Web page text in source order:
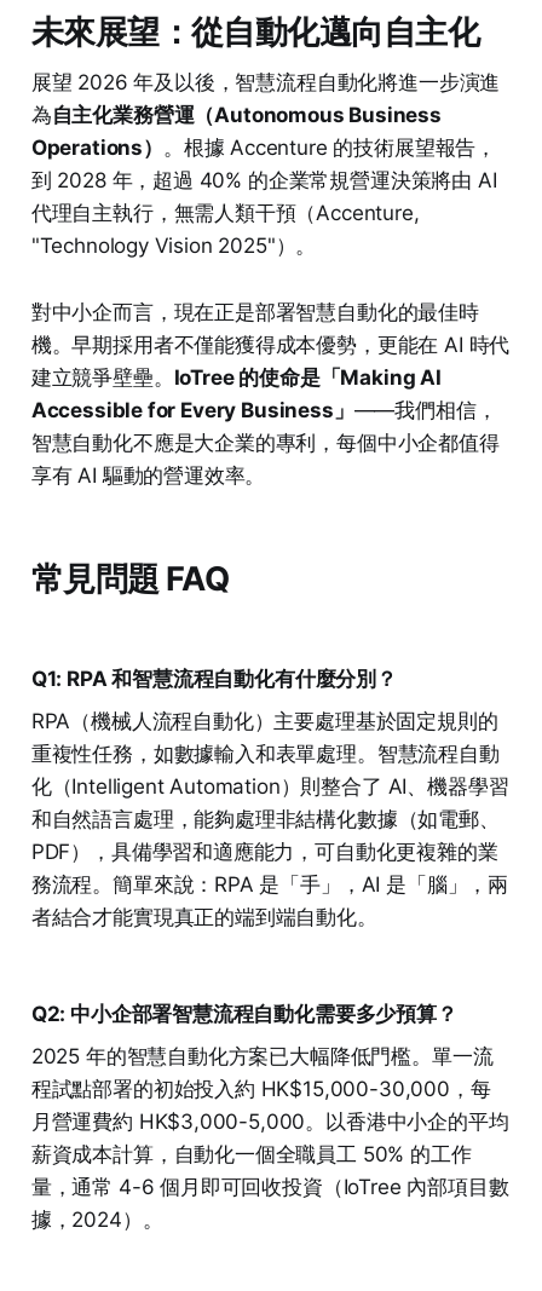
未來展望：從自動化邁向自主化
展望 2026 年及以後，智慧流程自動化將進一步演進
為自主化業務營運（Autonomous Business
Operations） 。根據 Accenture 的技術展望報告，
到 2028 年，超過 40% 的企業常規營運決策將由 AI
代理自主執行，無需人類干預（Accenture,
"Technology Vision 2025"）。
對中小企而言，現在正是部署智慧自動化的最佳時
機。早期採用者不僅能獲得成本優勢，更能在 AI 時代
建立競爭壁壘。 IoTree 的使命是「Making AI
Accessible for Every Business」 ——我們相信，
智慧自動化不應是大企業的專利，每個中小企都值得
享有 AI 驅動的營運效率。
常見問題 FAQ
Q1: RPA 和智慧流程自動化有什麼分別？
RPA（機械人流程自動化）主要處理基於固定規則的
重複性任務，如數據輸入和表單處理。智慧流程自動
化（Intelligent Automation）則整合了 AI、機器學習
和自然語言處理，能夠處理非結構化數據（如電郵、
PDF），具備學習和適應能力，可自動化更複雜的業
務流程。簡單來說：RPA 是「手」，AI 是「腦」，兩
者結合才能實現真正的端到端自動化。
Q2: 中小企部署智慧流程自動化需要多少預算？
2025 年的智慧自動化方案已大幅降低門檻。單一流
程試點部署的初始投入約 HK$15,000-30,000，每
月營運費約 HK$3,000-5,000。以香港中小企的平均
薪資成本計算，自動化一個全職員工 50% 的工作
量，通常 4-6 個月即可回收投資（IoTree 內部項目數
據，2024）。